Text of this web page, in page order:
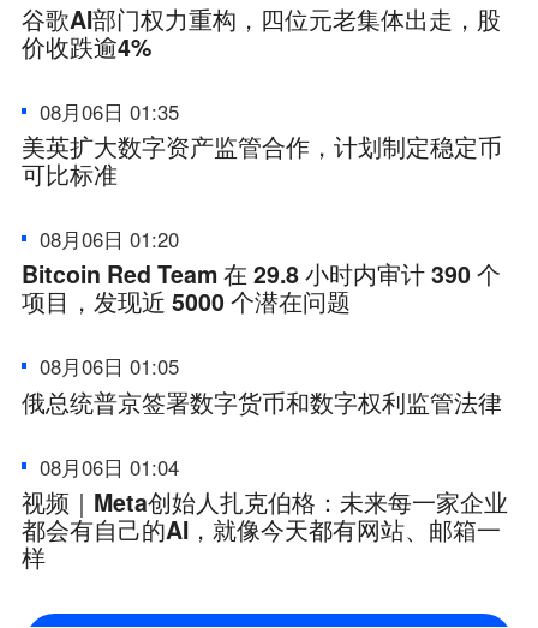
谷歌AI部门权力重构，四位元老集体出走，股
价收跌逾4%
08月06日 01:35
美英扩大数字资产监管合作，计划制定稳定币
可比标准
08月06日 01:20
Bitcoin Red Team 在 29.8 小时内审计 390 个
项目，发现近 5000 个潜在问题
08月06日 01:05
俄总统普京签署数字货币和数字权利监管法律
08月06日 01:04
视频｜Meta创始人扎克伯格：未来每一家企业
都会有自己的AI，就像今天都有网站、邮箱一
样